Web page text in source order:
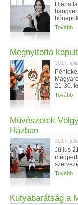
Hiába
Tovább
Megnyitotta
2017.
21-30.
Tovább
Művészetek
Házban
2017.
Július
Tovább
Kutyabarátság a